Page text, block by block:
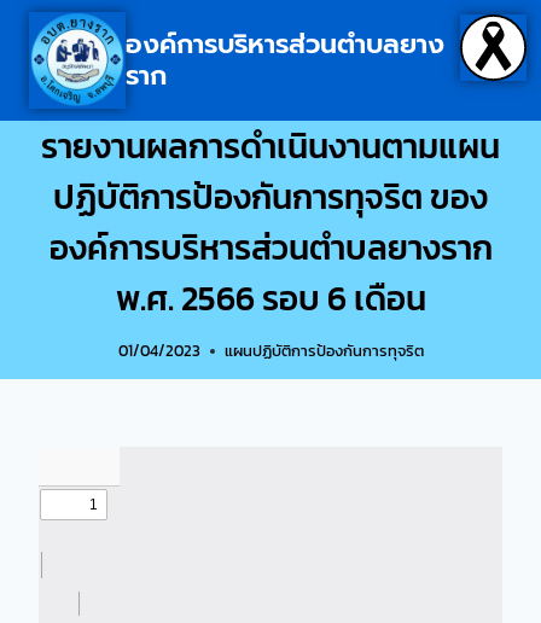
องค์การบริหารส่วนตำบลยาง
ราก
รายงานผลการดำเนินงานตามแผน
ปฏิบัติการป้องกันการทุจริต ของ
องค์การบริหารส่วนตำบลยางราก
พ.ศ. 2566 รอบ 6 เดือน
01/04/2023 แผนปฏิบัติการป้องกันการทุจริต